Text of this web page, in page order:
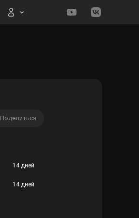
Поделиться
14 дней
14 дней